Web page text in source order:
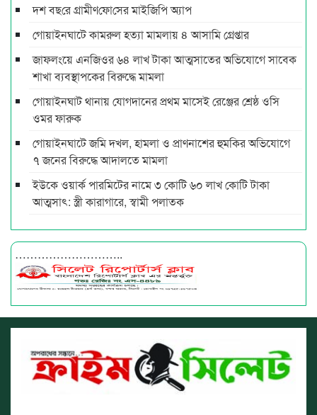
দশ বছ‌রে গ্রামীণ‌ফো‌সের মাইজিপি অ্যাপ
গোয়াইনঘাটে কামরুল হত্যা মামলায় ৪ আসামি গ্রেপ্তার
জাফলংয়ে এনজিওর ৬৪ লাখ টাকা আত্মসাতের অভিযোগে সাবেক
শাখা ব্যবস্থাপকের বিরুদ্ধে মামলা
গোয়াইনঘাট থানায় যোগদানের প্রথম মাসেই রেঞ্জের শ্রেষ্ঠ ওসি
ওমর ফারুক
গোয়াইনঘাটে জমি দখল, হামলা ও প্রাণনাশের হুমকির অভিযোগে
৭ জনের বিরুদ্ধে আদালতে মামলা
ইউকে ওয়ার্ক পারমিটের নামে ৩ কোটি ৬০ লাখ কোটি টাকা
আত্মসাৎ: স্ত্রী কারাগারে, স্বামী পলাতক
………………………..